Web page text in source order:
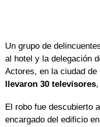
Un grupo de
al hotel y la delegación
Actores, en la ciudad de
llevaron 30 televisores
El robo fue descubierto
encargado del edificio